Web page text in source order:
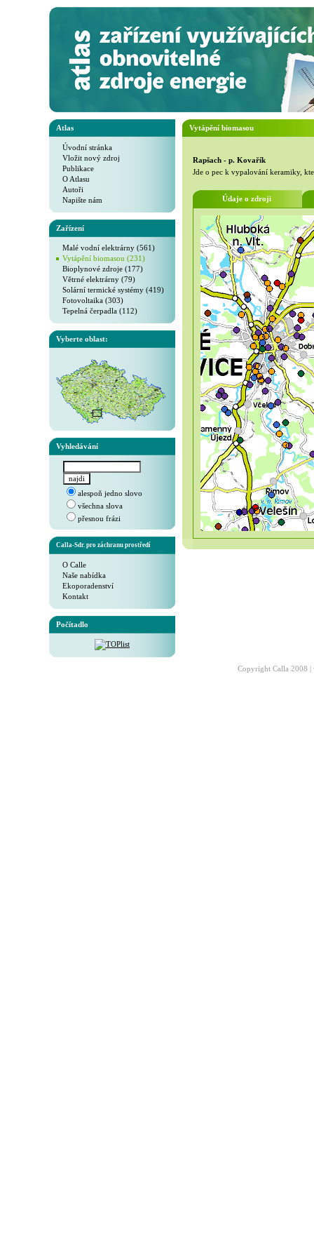
Atlas
Úvodní stránka
Vložit nový zdroj
Publikace
O Atlasu
Autoři
Napište nám
Zařízení
Malé vodní elektrárny (561)
Vytápění biomasou (231)
Bioplynové zdroje (177)
Větrné elektrárny (79)
Solární termické systémy (419)
Fotovoltaika (303)
Tepelná čerpadla (112)
Vyberte oblast:
Vyhledávání
alespoň jedno slovo
všechna slova
přesnou frázi
Calla-Sdr. pro záchranu prostředí
O Calle
Naše nabídka
Ekoporadenství
Kontakt
Počítadlo
Vytápění biomasou
Rapšach - p. Kovařík
Jde o pec k vypalování keramiky,
Údaje o zdroji
Copyright Calla 2008 |